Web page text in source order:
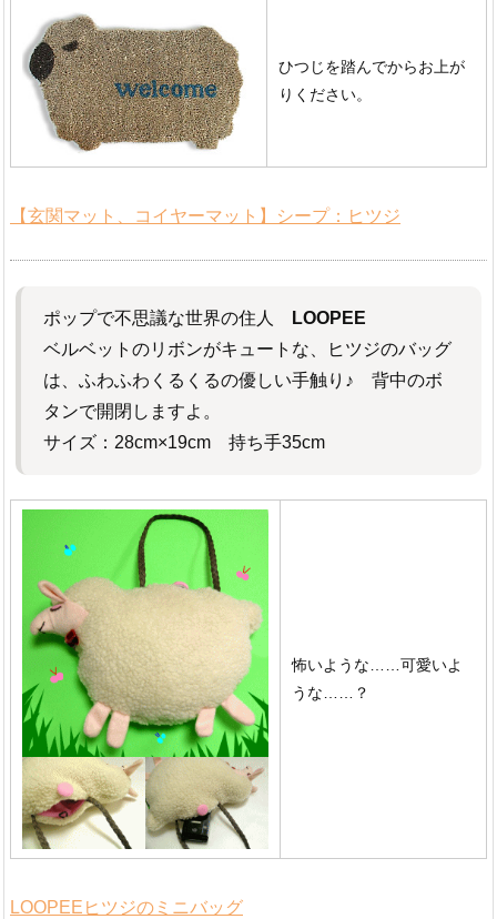
ひつじを踏んでからお上が
りください。
【玄関マット、コイヤーマット】シープ：ヒツジ
ポップで不思議な世界の住人
LOOPEE
ベルベットのリボンがキュートな、ヒツジのバッグ
は、ふわふわくるくるの優しい手触り♪ 背中のボ
タンで開閉しますよ。
サイズ：28cm×19cm 持ち手35cm
怖いような……可愛いよ
うな……？
LOOPEEヒツジのミニバッグ